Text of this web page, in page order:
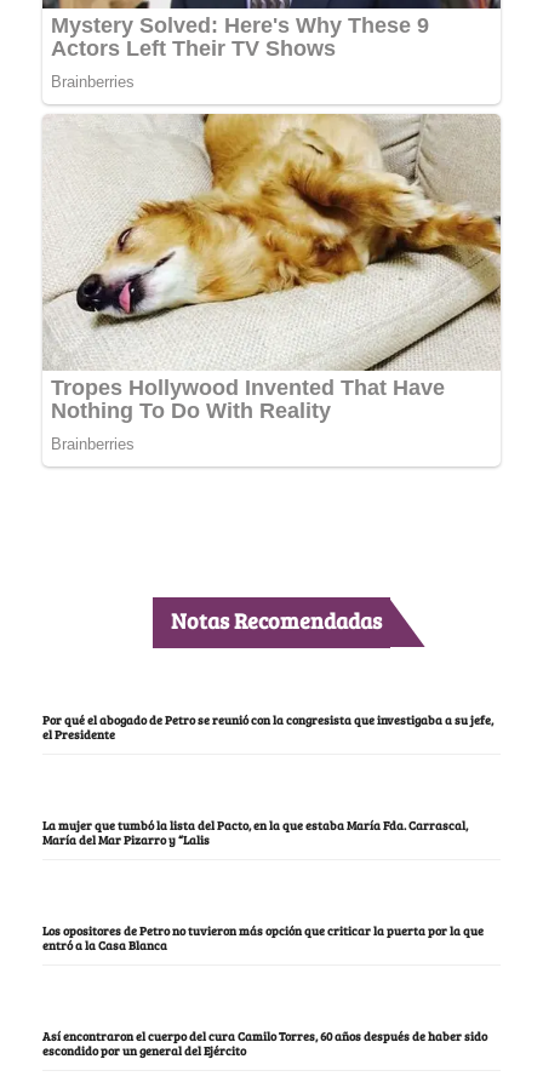
Notas Recomendadas
Por qué el abogado de Petro se reunió con la congresista que investigaba a su jefe,
el Presidente
La mujer que tumbó la lista del Pacto, en la que estaba María Fda. Carrascal,
María del Mar Pizarro y “Lalis
Los opositores de Petro no tuvieron más opción que criticar la puerta por la que
entró a la Casa Blanca
Así encontraron el cuerpo del cura Camilo Torres, 60 años después de haber sido
escondido por un general del Ejército